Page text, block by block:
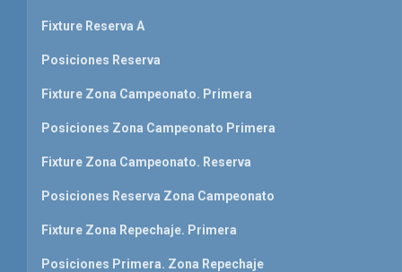
Fixture Reserva A
Posiciones Reserva
Fixture Zona Campeonato. Primera
Posiciones Zona Campeonato Primera
Fixture Zona Campeonato. Reserva
Posiciones Reserva Zona Campeonato
Fixture Zona Repechaje. Primera
Posiciones Primera. Zona Repechaje